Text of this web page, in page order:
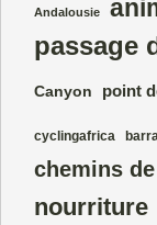
Andalousie
passage
Canyon point
cyclingafrica
chemins
nourriture